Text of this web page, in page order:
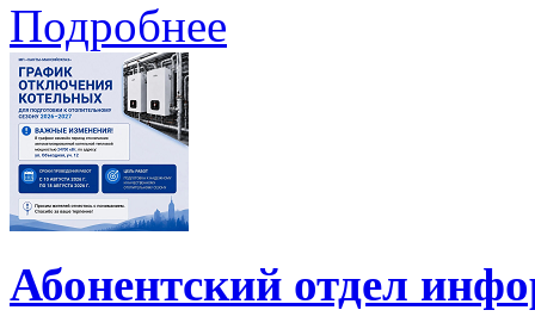
Подробнее
Абонентский отдел